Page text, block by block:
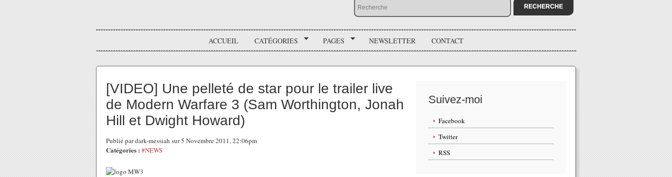
ACCUEIL CATÉGORIES PAGES NEWSLETTER CONTACT
[VIDEO] Une pelleté de star pour le trailer live
de Modern Warfare 3 (Sam Worthington, Jonah
Hill et Dwight Howard)
Publié par dark-messiah sur 5 Novembre 2011, 22:06pm
Catégories : #NEWS
Suivez-moi
Facebook
Twitter
RSS